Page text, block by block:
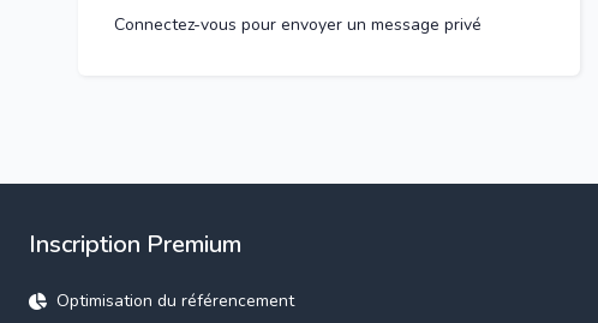
Connectez-vous pour envoyer un message privé
Inscription Premium
Optimisation du référencement